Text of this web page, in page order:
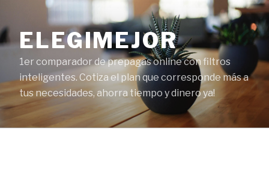
contenido
ELEGIMEJOR
1er comparador de prepagas online con filtros
inteligentes. Cotiza el plan que corresponde más a
tus necesidades, ahorra tiempo y dinero ya!